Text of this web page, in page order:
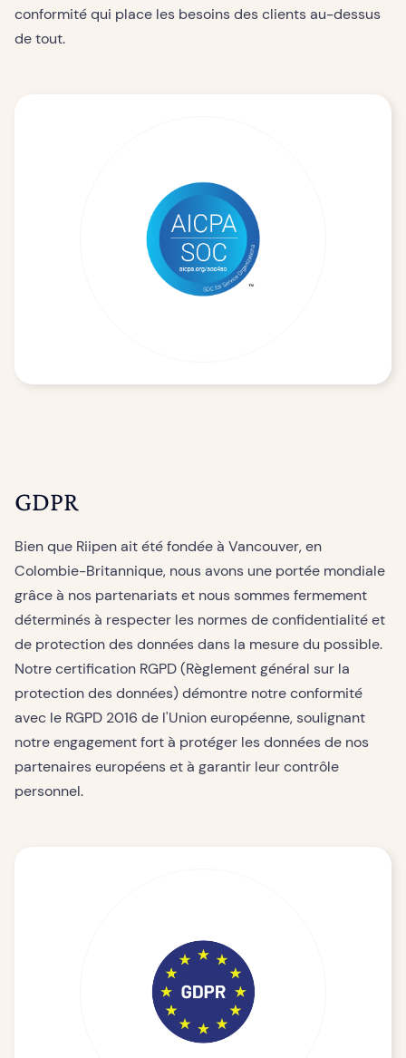
conformité qui place les besoins des clients au-dessus
de tout.
GDPR
Bien que Riipen ait été fondée à Vancouver, en
Colombie-Britannique, nous avons une portée mondiale
grâce à nos partenariats et nous sommes fermement
déterminés à respecter les normes de confidentialité et
de protection des données dans la mesure du possible.
Notre certification RGPD (Règlement général sur la
protection des données) démontre notre conformité
avec le RGPD 2016 de l'Union européenne, soulignant
notre engagement fort à protéger les données de nos
partenaires européens et à garantir leur contrôle
personnel.